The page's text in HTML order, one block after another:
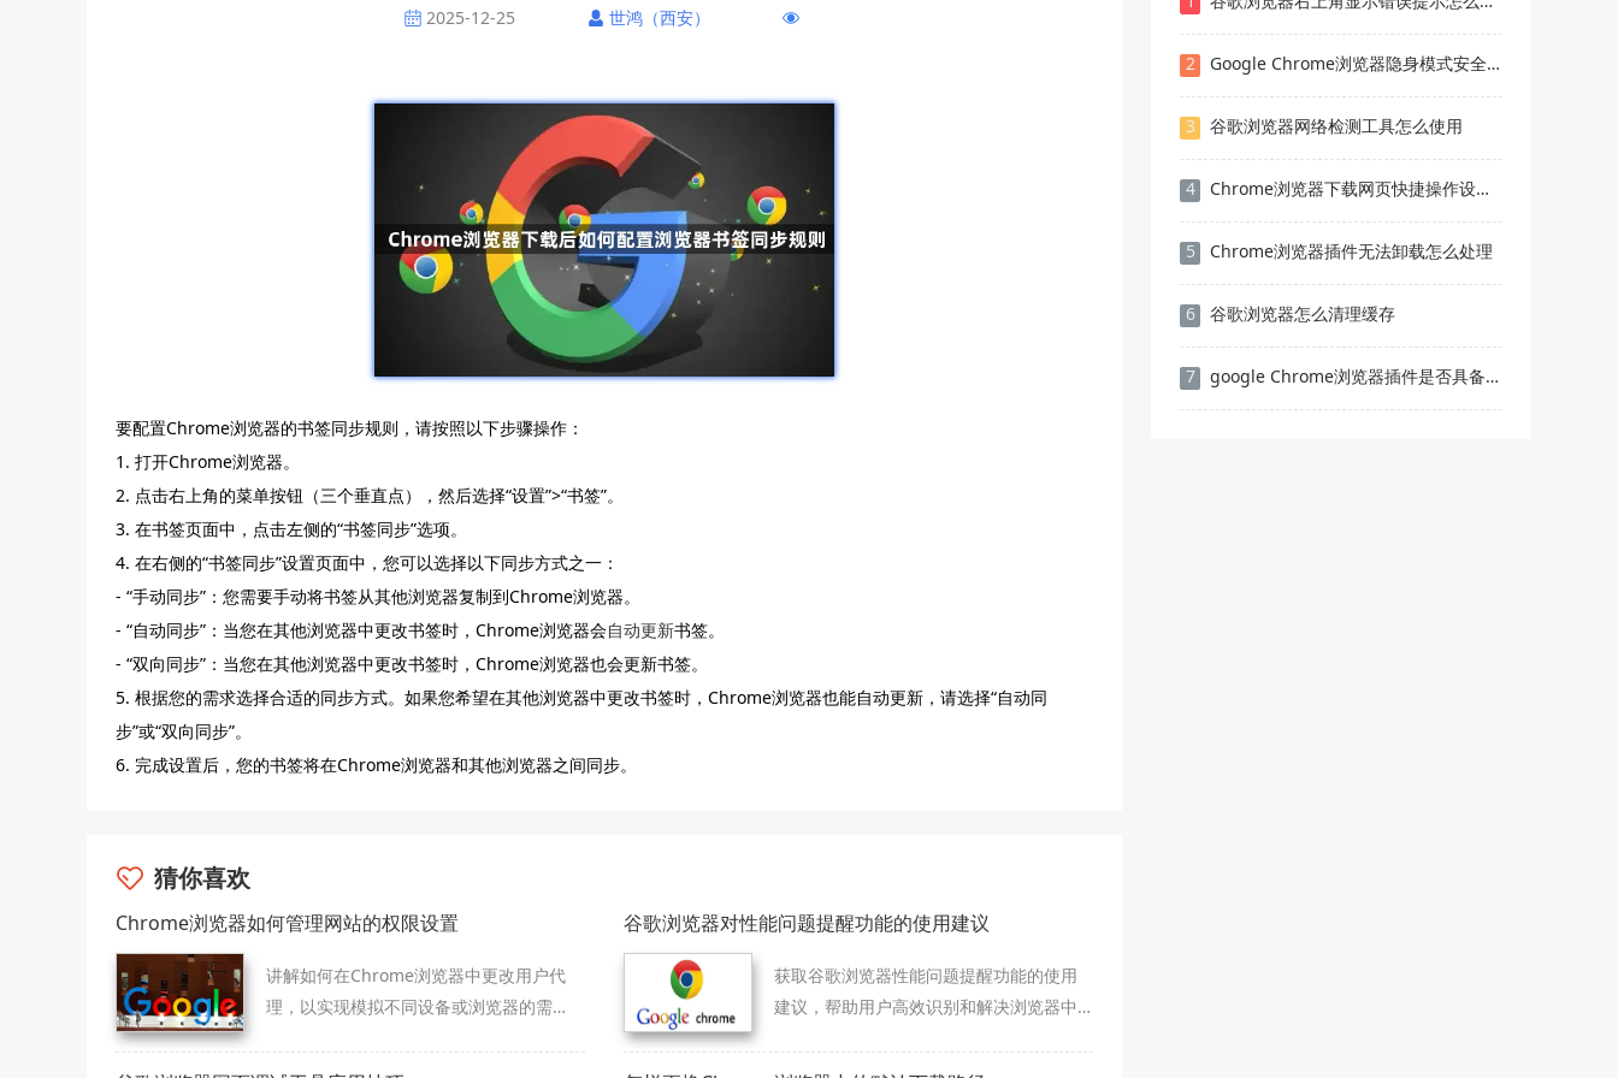
2025-12-25 世鸿（西安）
要配置Chrome浏览器的书签同步规则，请按照以下步骤操作：
1. 打开Chrome浏览器。
2. 点击右上角的菜单按钮（三个垂直点），然后选择“设置”>“书签”。
3. 在书签页面中，点击左侧的“书签同步”选项。
4. 在右侧的“书签同步”设置页面中，您可以选择以下同步方式之一：
- “手动同步”：您需要手动将书签从其他浏览器复制到Chrome浏览器。
- “自动同步”：当您在其他浏览器中更改书签时，Chrome浏览器会自动更新书签。
- “双向同步”：当您在其他浏览器中更改书签时，Chrome浏览器也会更新书签。
5. 根据您的需求选择合适的同步方式。如果您希望在其他浏览器中更改书签时，Chrome浏览器也能自动更新，请选择“自动同
步”或“双向同步”。
6. 完成设置后，您的书签将在Chrome浏览器和其他浏览器之间同步。
猜你喜欢
Chrome浏览器如何管理网站的权限设置
讲解如何在Chrome浏览器中更改用户代
理，以实现模拟不同设备或浏览器的需
谷歌浏览器对性能问题提醒功能的使用建议
获取谷歌浏览器性能问题提醒功能的使用
建议，帮助用户高效识别和解决浏览器中
2 Google Chrome浏览器隐身模式安全分析
3 谷歌浏览器网络检测工具怎么使用
4 Chrome浏览器下载网页快捷操作设置完整方法
5 Chrome浏览器插件无法卸载怎么处理
6 谷歌浏览器怎么清理缓存
7 google Chrome浏览器插件是否具备隐私浏览保护